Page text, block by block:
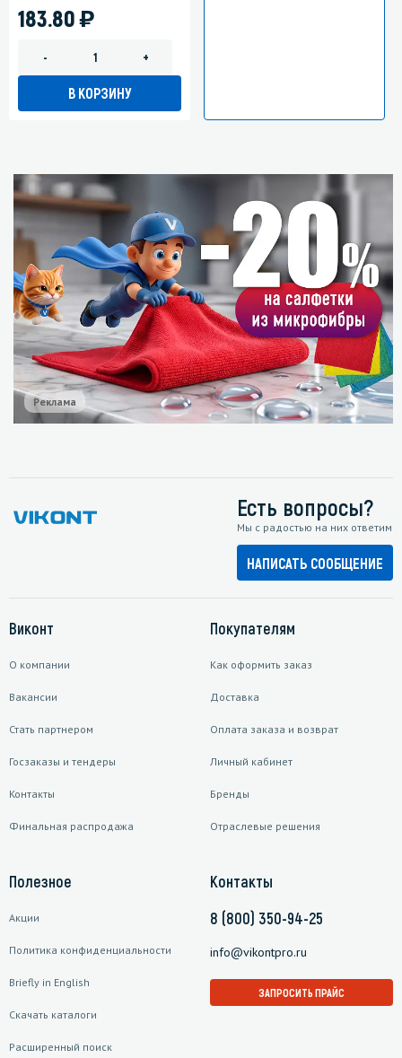
183.80)
- +
В КОРЗИНУ
Реклама
Есть вопросы?
Мы с радостью на них ответим
НАПИСАТЬ СООБЩЕНИЕ
Виконт
О компании
Вакансии
Стать партнером
Госзаказы и тендеры
Контакты
Финальная распродажа
Покупателям
Как оформить заказ
Доставка
Оплата заказа и возврат
Личный кабинет
Бренды
Отраслевые решения
Полезное
Акции
Политика конфиденциальности
Briefly in English
Скачать каталоги
Расширенный поиск
Контакты
8 (800) 350-94-25
info@vikontpro.ru
ЗАПРОСИТЬ ПРАЙС